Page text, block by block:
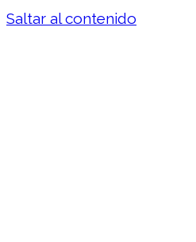
Saltar al contenido